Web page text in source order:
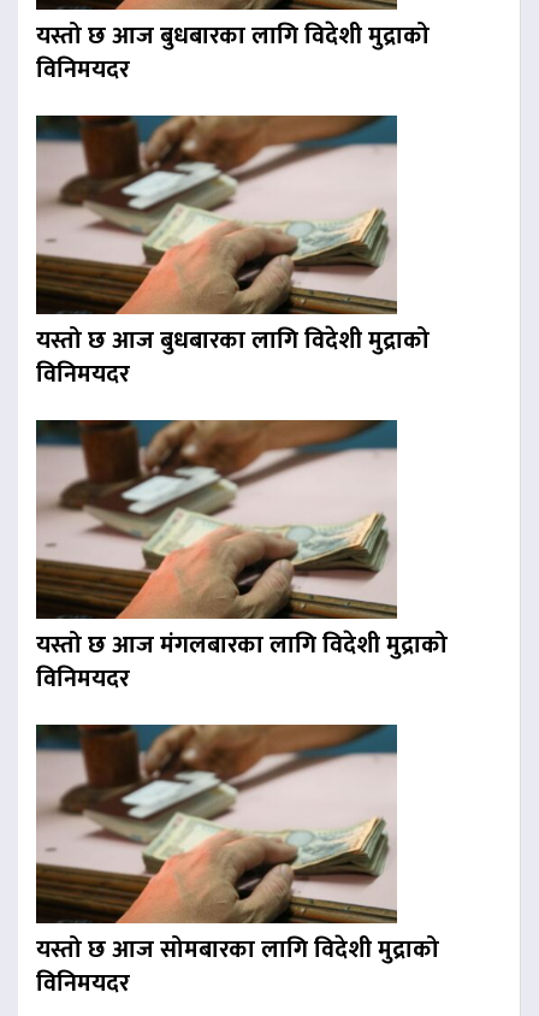
यस्तो छ आज बुधबारका लागि विदेशी मुद्राको
विनिमयदर
यस्तो छ आज बुधबारका लागि विदेशी मुद्राको
विनिमयदर
यस्तो छ आज मंगलबारका लागि विदेशी मुद्राको
विनिमयदर
यस्तो छ आज सोमबारका लागि विदेशी मुद्राको
विनिमयदर